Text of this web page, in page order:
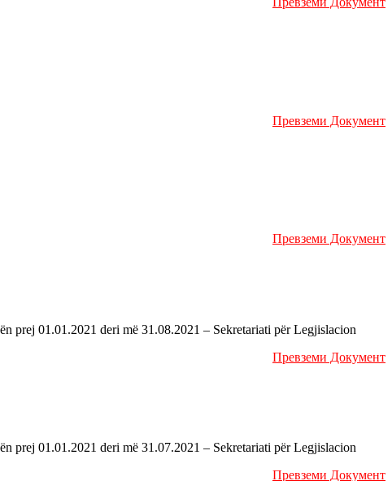
Превземи Документ
Превземи Документ
prej 01.01.2021 deri më 31.08.2021 – Sekretariati për Legjislacion
Превземи Документ
prej 01.01.2021 deri më 31.07.2021 – Sekretariati për Legjislacion
Превземи Документ